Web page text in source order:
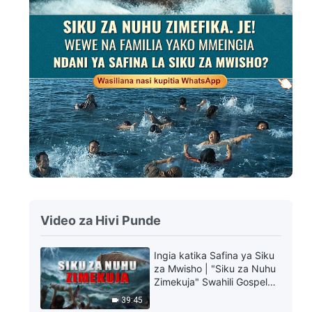
Video za Hivi Punde
39:45
Ingia katika Safina ya Siku
za Mwisho | "Siku za Nuhu
Zimekuja" Swahili Gospel